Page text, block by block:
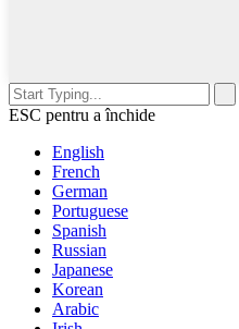
ESC pentru a închide
English
French
German
Portuguese
Spanish
Russian
Japanese
Korean
Arabic